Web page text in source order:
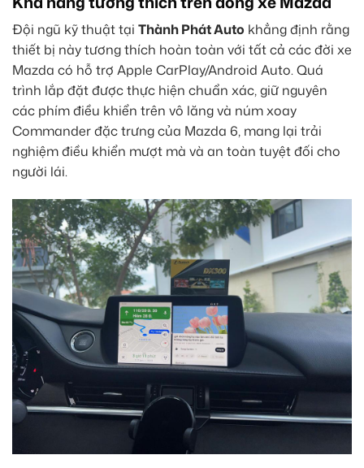
Đội ngũ kỹ thuật tại Thành Phát Auto khẳng định rằng
thiết bị này tương thích hoàn toàn với tất cả các đời xe
Mazda có hỗ trợ Apple CarPlay/Android Auto. Quá
trình lắp đặt được thực hiện chuẩn xác, giữ nguyên
các phím điều khiển trên vô lăng và núm xoay
Commander đặc trưng của Mazda 6, mang lại trải
nghiệm điều khiển mượt mà và an toàn tuyệt đối cho
người lái.